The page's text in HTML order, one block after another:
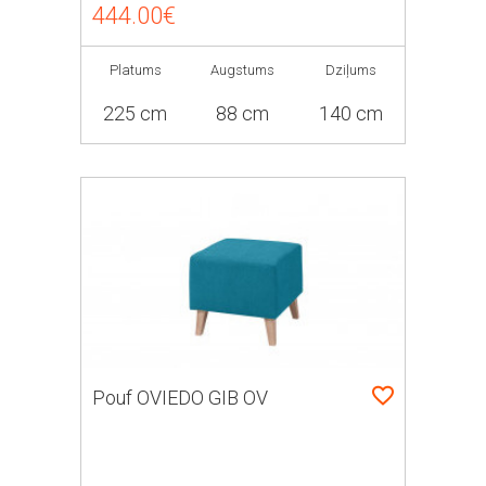
444.00€
Platums
225 cm
Augstums
88 cm
Dziļums
140 cm
Pouf OVIEDO GIB OV